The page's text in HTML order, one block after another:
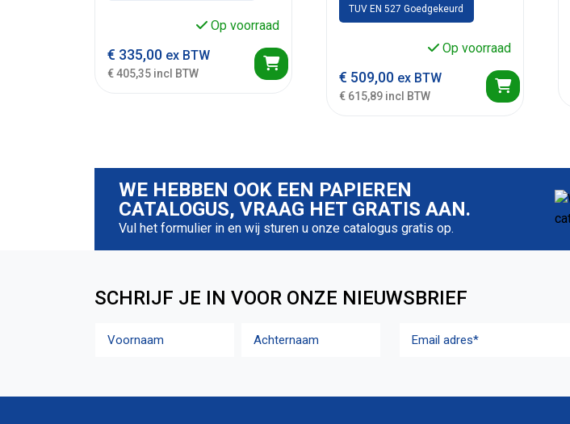
Op voorraad
€ 335,00 ex BTW
€ 405,35 incl BTW
TUV EN 527 Goedgekeurd
Op voorraad
€ 509,00 ex BTW
€ 615,89 incl BTW
WE HEBBEN OOK EEN PAPIEREN
CATALOGUS, VRAAG HET GRATIS AAN.
Vul het formulier in en wij sturen u onze catalogus gratis op.
SCHRIJF JE IN VOOR ONZE NIEUWSBRIEF